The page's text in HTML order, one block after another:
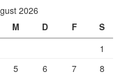
2026
M D F
S
1
5 6 7
8